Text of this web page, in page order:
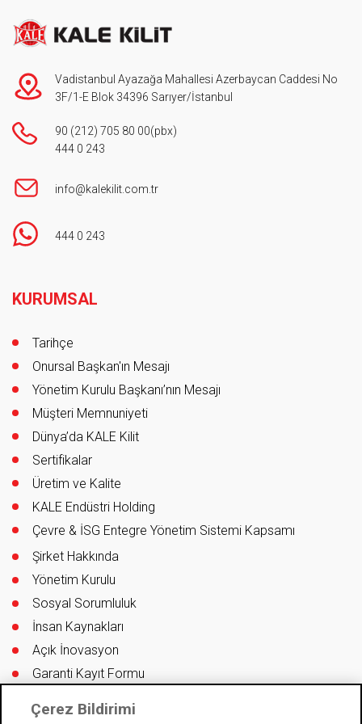
Vadistanbul Ayazağa Mahallesi Azerbaycan Caddesi No
3F/1-E Blok 34396 Sarıyer/İstanbul
90 (212) 705 80 00(pbx)
444 0 243
info@kalekilit.com.tr
444 0 243
KURUMSAL
Tarihçe
Onursal Başkan'ın Mesajı
Yönetim Kurulu Başkanı’nın Mesajı
Müşteri Memnuniyeti
Dünya’da KALE Kilit
Sertifikalar
Üretim ve Kalite
KALE Endüstri Holding
Çevre & İSG Entegre Yönetim Sistemi Kapsamı
Şirket Hakkında
Yönetim Kurulu
Sosyal Sorumluluk
İnsan Kaynakları
Açık İnovasyon
Garanti Kayıt Formu
Çerez Bildirimi